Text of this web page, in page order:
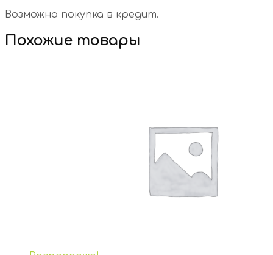
Возможна покупка в кредит.
Похожие товары